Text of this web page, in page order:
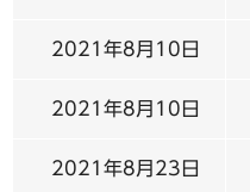
2021年8月10日
2021年8月10日
2021年8月23日